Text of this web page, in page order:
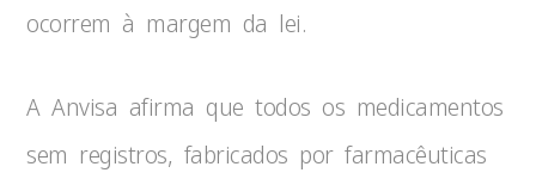
ocorrem à margem da lei.
A Anvisa afirma que todos os medicamentos
sem registros, fabricados por farmacêuticas